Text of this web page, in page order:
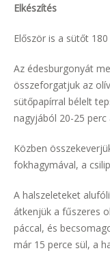
Elkészítés
Először is a sütőt
Az édesburgonyát
összeforgatjuk az
sütőpapírral bélelt
nagyjából 20-25
Közben
fokhagymával, a
A halszeleteket
átkenjük a fűszeres
páccal, és
már 15 perce sül, a